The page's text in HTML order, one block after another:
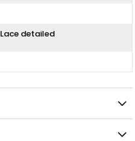
Lace detailed